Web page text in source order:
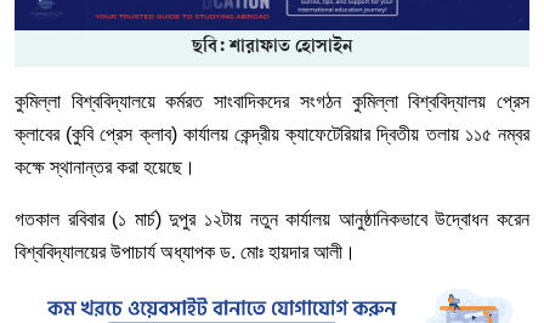
ছবি: শারাফাত হোসাইন
কুমিল্লা বিশ্ববিদ্যালয়ে কর্মরত সাংবাদিকদের সংগঠন কুমিল্লা বিশ্ববিদ্যালয় প্রেস
ক্লাবের (কুবি প্রেস ক্লাব) কার্যালয় কেন্দ্রীয় ক্যাফেটেরিয়ার দ্বিতীয় তলায় ১১৫ নম্বর
কক্ষে স্থানান্তর করা হয়েছে।
গতকাল রবিবার (১ মার্চ) দুপুর ১২টায় নতুন কার্যালয় আনুষ্ঠানিকভাবে উদ্বোধন করেন
বিশ্ববিদ্যালয়ের উপাচার্য অধ্যাপক ড. মোঃ হায়দার আলী।